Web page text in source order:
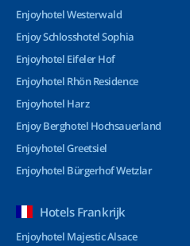
Enjoyhotel Westerwald
Enjoy Schlosshotel Sophia
Enjoyhotel Eifeler Hof
Enjoyhotel Rhön Residence
Enjoyhotel Harz
Enjoy Berghotel Hochsauerland
Enjoyhotel Greetsiel
Enjoyhotel Bürgerhof Wetzlar
Hotels Frankrijk
Enjoyhotel Majestic Alsace